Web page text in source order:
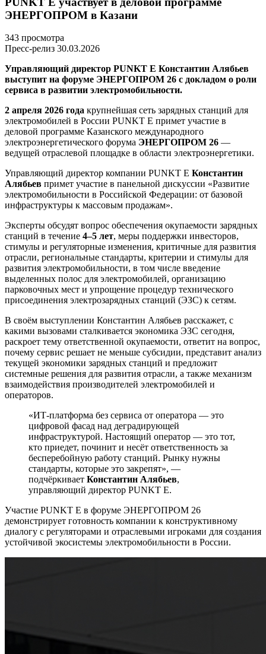
ЭНЕРГОПРОМ в Казани
343 просмотра
Пресс-релиз 30.03.2026
Управляющий директор PUNKT E Константин Алябьев
выступит на форуме ЭНЕРГОПРОМ 26 с докладом о роли
сервиса в развитии электромобильности.
2 апреля 2026 года крупнейшая сеть зарядных станций для
электромобилей в России PUNKT E примет участие в
деловой программе Казанского международного
электроэнергетического форума ЭНЕРГОПРОМ 26 —
ведущей отраслевой площадке в области электроэнергетики.
Управляющий директор компании PUNKT E Константин
Алябьев примет участие в панельной дискуссии «Развитие
электромобильности в Российской Федерации: от базовой
инфраструктуры к массовым продажам».
Эксперты обсудят вопрос обеспечения окупаемости зарядных
станций в течение 4–5 лет, меры поддержки инвесторов,
стимулы и регуляторные изменения, критичные для развития
отрасли, региональные стандарты, критерии и стимулы для
развития электромобильности, в том числе введение
выделенных полос для электромобилей, организацию
парковочных мест и упрощение процедур технического
присоединения электрозарядных станций (ЭЗС) к сетям.
В своём выступлении Константин Алябьев расскажет, с
какими вызовами сталкивается экономика ЭЗС сегодня,
раскроет тему ответственной окупаемости, ответит на вопрос,
почему сервис решает не меньше субсидии, представит анализ
текущей экономики зарядных станций и предложит
системные решения для развития отрасли, а также механизм
взаимодействия производителей электромобилей и
операторов.
«ИТ-платформа без сервиса от оператора — это
цифровой фасад над деградирующей
инфраструктурой. Настоящий оператор — это тот,
кто приедет, починит и несёт ответственность за
бесперебойную работу станций. Рынку нужны
стандарты, которые это закрепят», —
подчёркивает Константин Алябьев,
управляющий директор PUNKT E.
Участие PUNKT E в форуме ЭНЕРГОПРОМ 26
демонстрирует готовность компании к конструктивному
диалогу с регуляторами и отраслевыми игроками для создания
устойчивой экосистемы электромобильности в России.